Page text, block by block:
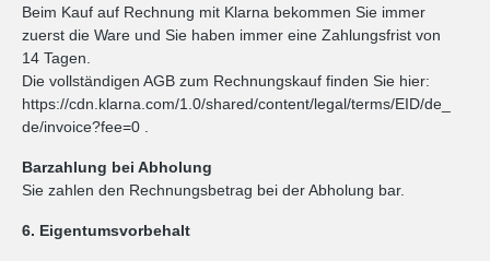
Beim Kauf auf Rechnung mit Klarna bekommen Sie immer
zuerst die Ware und Sie haben immer eine Zahlungsfrist von
14 Tagen.
Die vollständigen AGB zum Rechnungskauf finden Sie hier:
https://cdn.klarna.com/1.0/shared/content/legal/terms/EID/de_
de/invoice?fee=0 .
Barzahlung bei Abholung
Sie zahlen den Rechnungsbetrag bei der Abholung bar.
6. Eigentumsvorbehalt